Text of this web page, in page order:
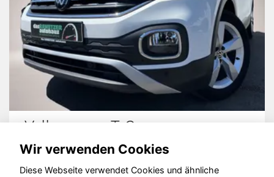
Volkswagen T-Cross
Wir verwenden Cookies
Diese Webseite verwendet Cookies und ähnliche